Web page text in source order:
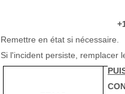
Remettre en état si nécessaire.
Si l'incident persiste, remplacer